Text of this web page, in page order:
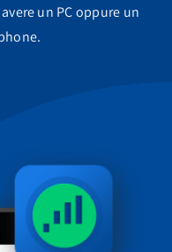
un PC oppure un